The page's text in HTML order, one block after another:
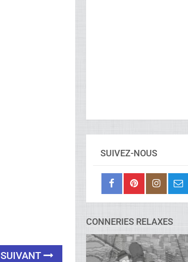
SUIVANT
SUIVEZ-NOUS
CONNERIES RELAXES